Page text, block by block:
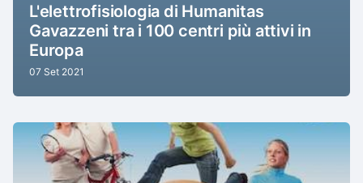
L'elettrofisiologia di Humanitas
Gavazzeni tra i 100 centri più attivi in
Europa
07 Set 2021